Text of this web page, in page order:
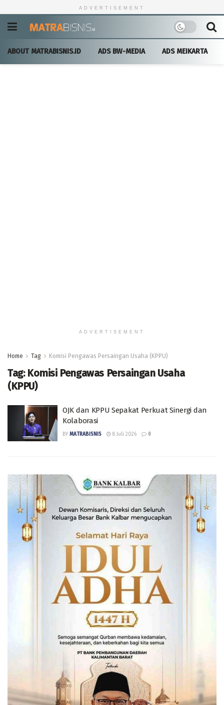
ADVERTISEMENT
ABOUT MATRABISNIS.ID ADS BW-MEDIA ADS MEIKARTA
ADVERTISEMENT
Home Tag Komisi Pengawas Persaingan Usaha (KPPU)
Tag: Komisi Pengawas Persaingan Usaha
(KPPU)
OJK dan KPPU Sepakat Perkuat Sinergi dan
Kolaborasi
BY MATRABISNIS 8 Juli 2026 0